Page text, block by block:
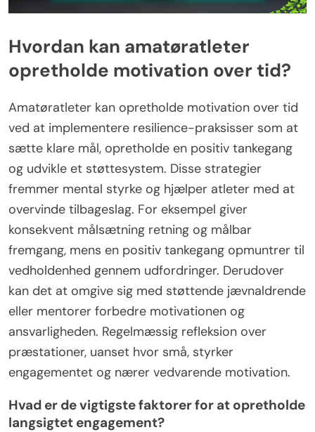
Hvordan kan amatøratleter
opretholde motivation over tid?
Amatøratleter kan opretholde motivation over tid
ved at implementere resilience-praksisser som at
sætte klare mål, opretholde en positiv tankegang
og udvikle et støttesystem. Disse strategier
fremmer mental styrke og hjælper atleter med at
overvinde tilbageslag. For eksempel giver
konsekvent målsætning retning og målbar
fremgang, mens en positiv tankegang opmuntrer til
vedholdenhed gennem udfordringer. Derudover
kan det at omgive sig med støttende jævnaldrende
eller mentorer forbedre motivationen og
ansvarligheden. Regelmæssig refleksion over
præstationer, uanset hvor små, styrker
engagementet og nærer vedvarende motivation.
Hvad er de vigtigste faktorer for at opretholde
langsigtet engagement?